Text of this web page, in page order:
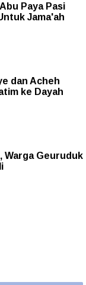
Paya Pasi
Jama'ah
dan Acheh
ke Dayah
Warga Geuruduk